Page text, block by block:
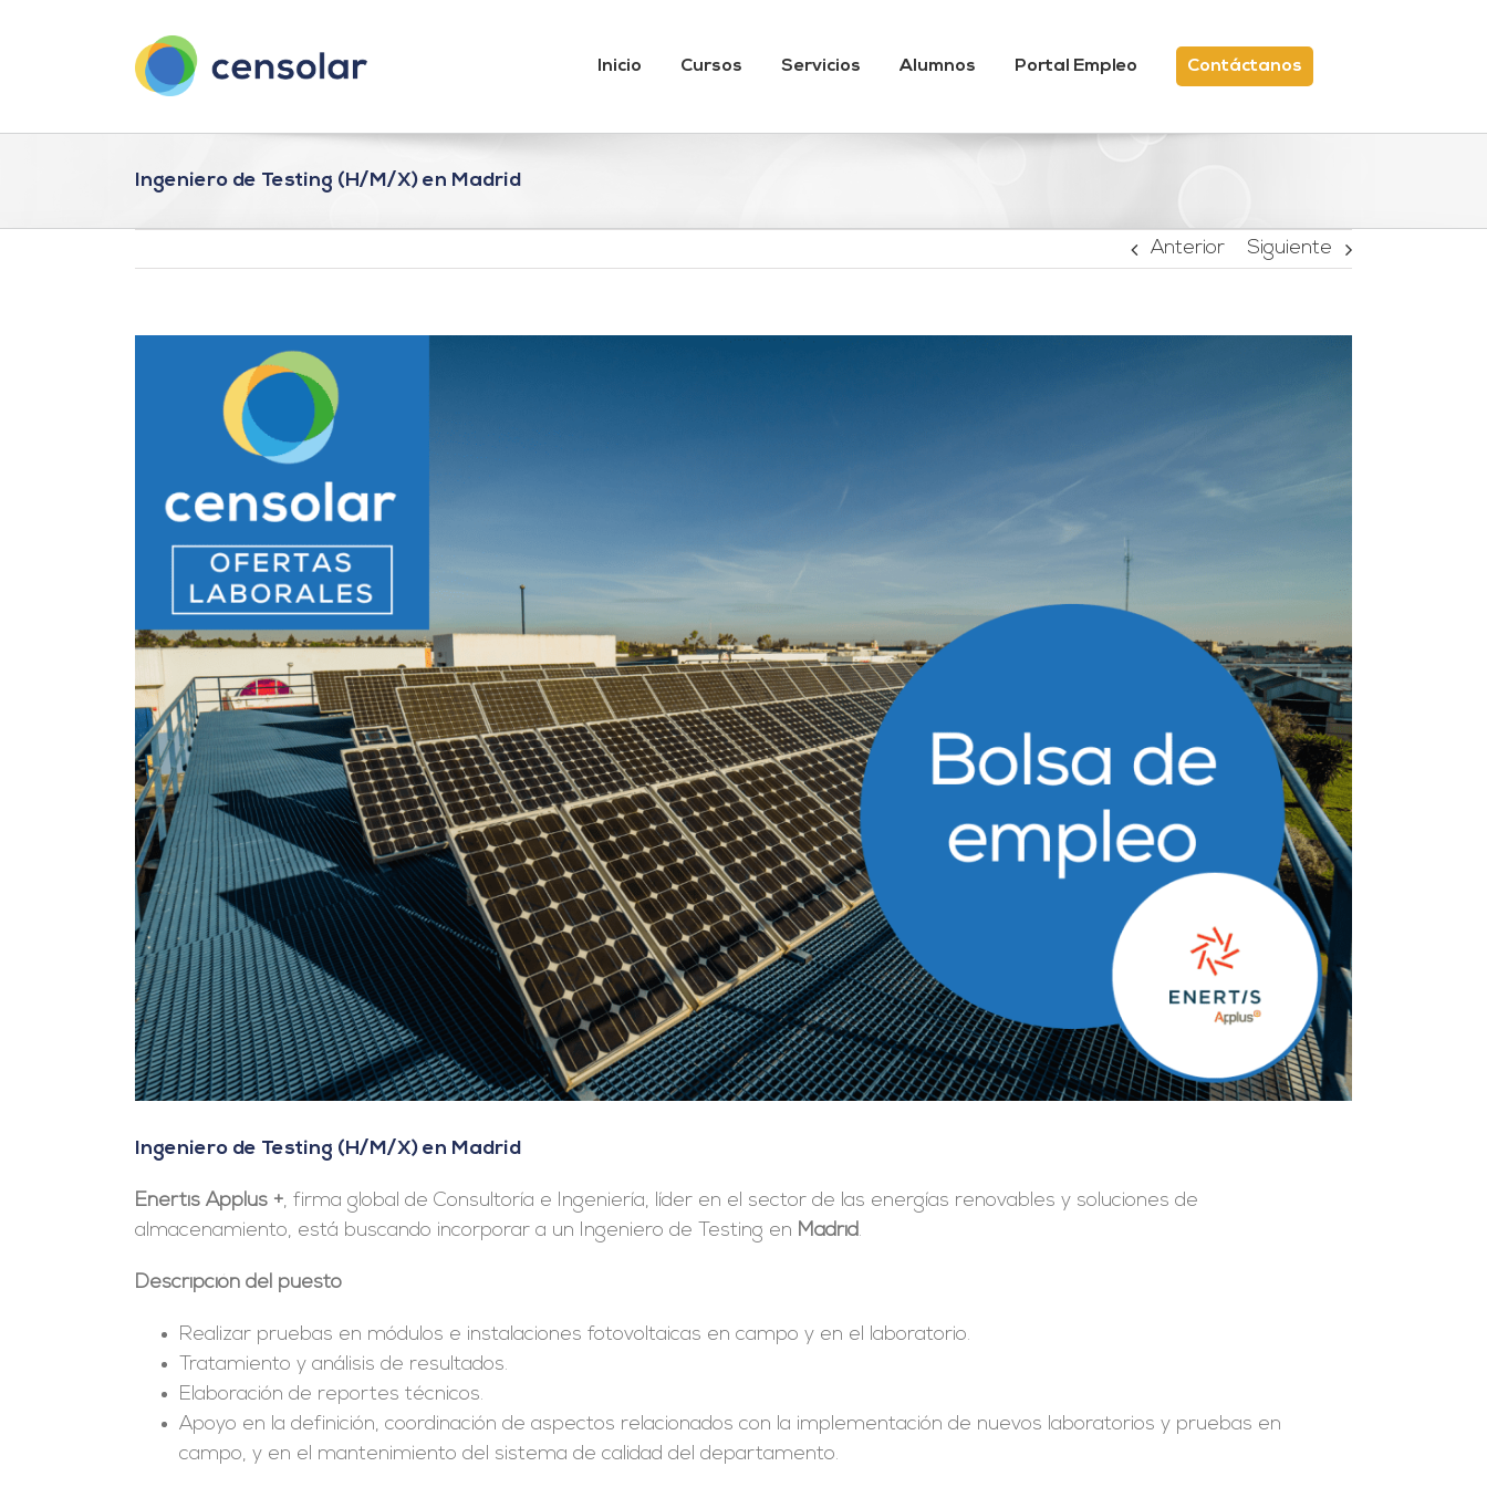
Inicio Cursos Servicios Alumnos Portal Empleo Contáctanos
Ingeniero de Testing (H/M/X) en Madrid
Anterior Siguiente
Ingeniero de Testing (H/M/X) en Madrid
Enertis Applus +, firma global de Consultoría e Ingeniería, líder en el sector de las energías renovables y soluciones de
almacenamiento, está buscando incorporar a un Ingeniero de Testing en Madrid.
Descripción del puesto
Realizar pruebas en módulos e instalaciones fotovoltaicas en campo y en el laboratorio.
Tratamiento y análisis de resultados.
Elaboración de reportes técnicos.
Apoyo en la definición, coordinación de aspectos relacionados con la implementación de nuevos laboratorios y pruebas en
campo, y en el mantenimiento del sistema de calidad del departamento.